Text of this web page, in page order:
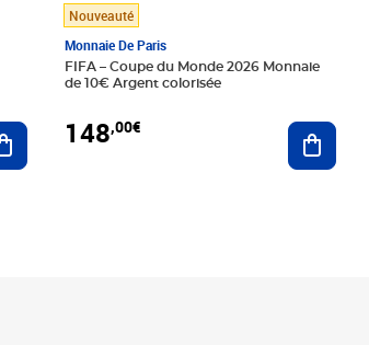
Ajouter au panier
Nouveauté
Monnaie De Paris
FIFA – Coupe du Monde 2026 Monnaie
de 10€ Argent colorisée
148,00€